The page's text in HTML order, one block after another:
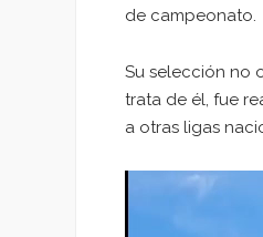
de campeonato.
Su selección no
trata de él, fue
a otras ligas
Reproductor